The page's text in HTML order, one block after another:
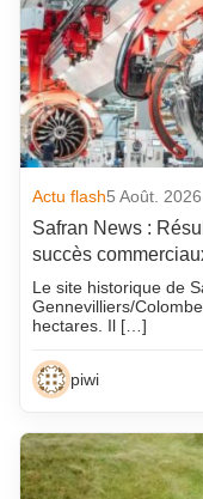
Actu flash5 Août. 2026
Safran News :
succès
Le site historique de
Gennevilliers/
hectares. Il […]
piwi